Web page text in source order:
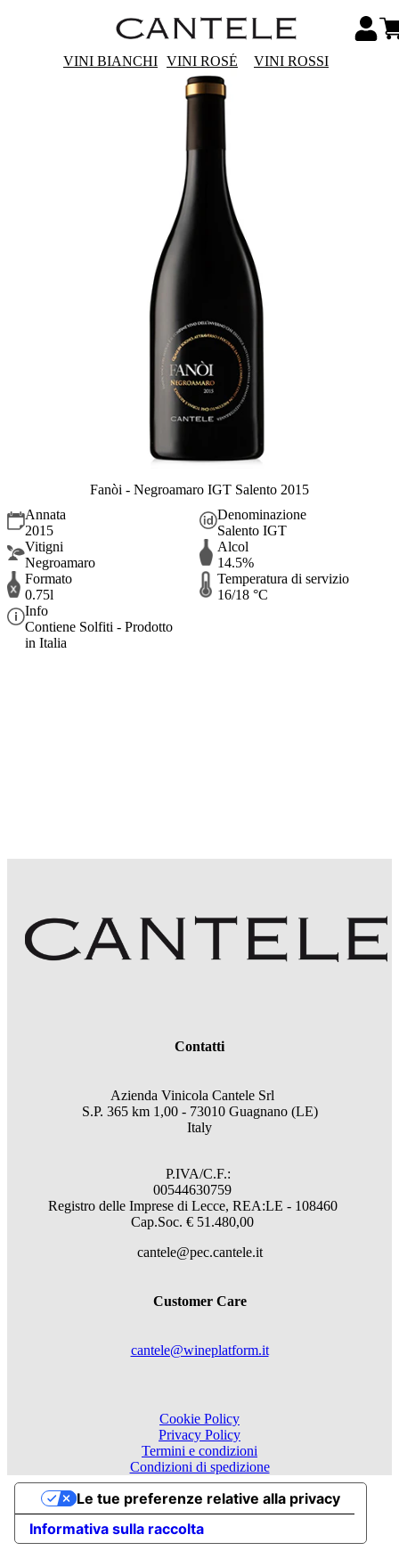
VINI BIANCHI VINI ROSÉ VINI ROSSI
Fanòi - Negroamaro IGT Salento 2015
Annata
2015
Denominazione
Salento IGT
Vitigni
Negroamaro
Alcol
14.5%
Formato
0.75l
Temperatura di servizio
16/18 °C
Info
Contiene Solfiti - Prodotto
in Italia
Contatti
Azienda Vinicola Cantele Srl
S.P. 365 km 1,00 - 73010 Guagnano (LE)
Italy
P.IVA/C.F.:
00544630759
Registro delle Imprese di Lecce, REA:LE - 108460
Cap.Soc. € 51.480,00
cantele@pec.cantele.it
Customer Care
cantele@wineplatform.it
Cookie Policy
Privacy Policy
Termini e condizioni
Condizioni di spedizione
Informativa sulla raccolta
Le tue preferenze relative alla privacy